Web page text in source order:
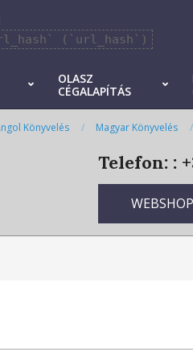
(`url_hash`)
OLASZ
CÉGALAPÍTÁS
Könyvelés Magyar Könyvelés
Telefon: :
WEBSHOP